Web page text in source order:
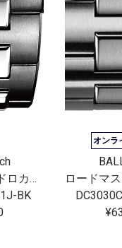
エンジニアハイドロカーボン ブルーインパルス
BK
オンラ